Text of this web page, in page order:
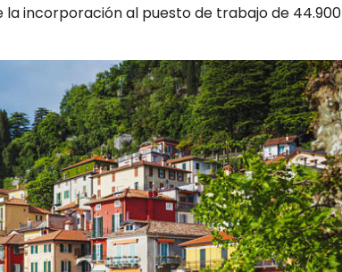
incorporación al puesto de trabajo de 44.900